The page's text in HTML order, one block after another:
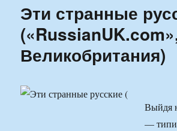
Эти странные
Великобритания)
Выйдя
—